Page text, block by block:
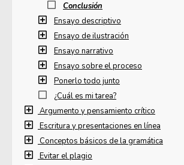
Conclusión
Ensayo descriptivo
Ensayo de ilustración
Ensayo narrativo
Ensayo sobre el proceso
Ponerlo todo junto
¿Cuál es mi tarea?
Argumento y pensamiento crítico
Escritura y presentaciones en línea
Conceptos básicos de la gramática
Evitar el plagio